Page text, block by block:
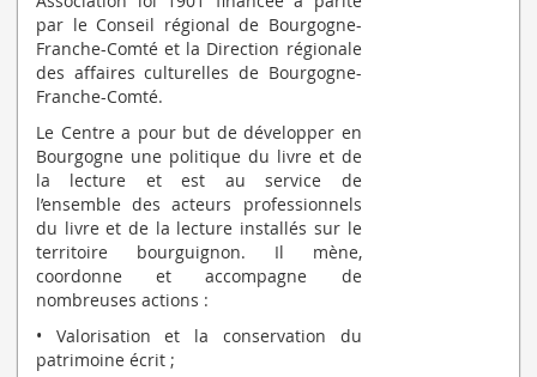
par le Conseil régional de Bourgogne-
Franche-Comté et la Direction régionale
des affaires culturelles de Bourgogne-
Franche-Comté.
Le Centre a pour but de développer en
Bourgogne une politique du livre et de
la lecture et est au service de
l’ensemble des acteurs professionnels
du livre et de la lecture installés sur le
territoire bourguignon. Il mène,
coordonne et accompagne de
nombreuses actions :
• Valorisation et la conservation du
patrimoine écrit ;